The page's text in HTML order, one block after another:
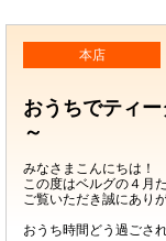
本店
おうちでティ
～
みなさまこんにちは！
この度はベルグの４月
ご覧いただき誠にあり
おうち時間どう過ごさ